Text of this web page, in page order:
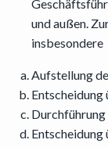
und außen.
insbesondere
Aufstellung